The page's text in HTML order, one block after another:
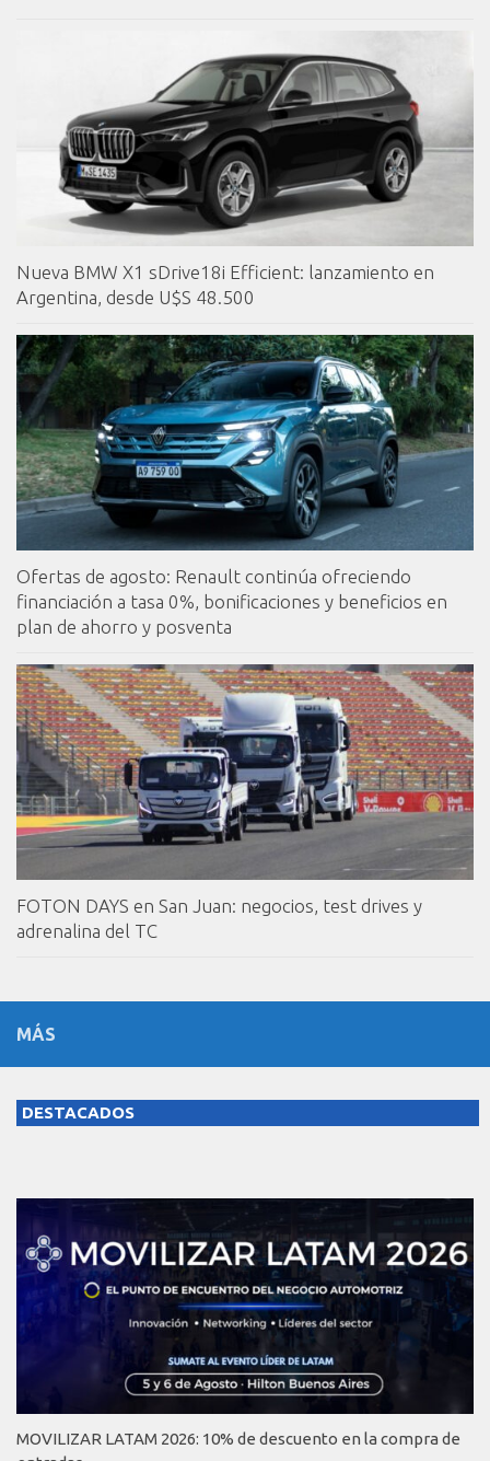
Nueva BMW X1 sDrive18i Efficient: lanzamiento en
Argentina, desde U$S 48.500
Ofertas de agosto: Renault continúa ofreciendo
financiación a tasa 0%, bonificaciones y beneficios en
plan de ahorro y posventa
FOTON DAYS en San Juan: negocios, test drives y
adrenalina del TC
MÁS
DESTACADOS
MOVILIZAR LATAM 2026: 10% de descuento en la compra de